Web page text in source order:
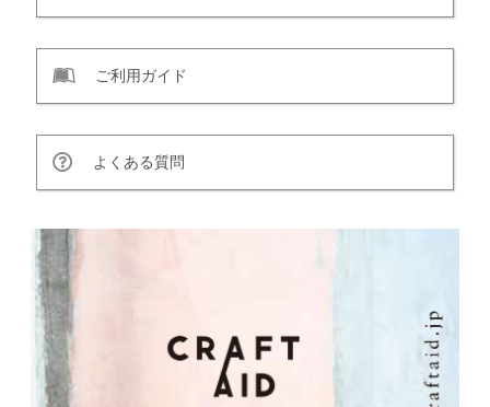
ご利用ガイド
よくある質問